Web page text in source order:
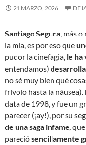
21 MARZO, 2026
Santiago Segura, más o
la mía, es por eso que
pudor la cinefagia, le ha
entendamos)
no sé muy bien qué
frívolo hasta la náusea).
data de 1998, y fue un
parecer (¡ay!), por su
de una saga infame,
pareciósencillamente